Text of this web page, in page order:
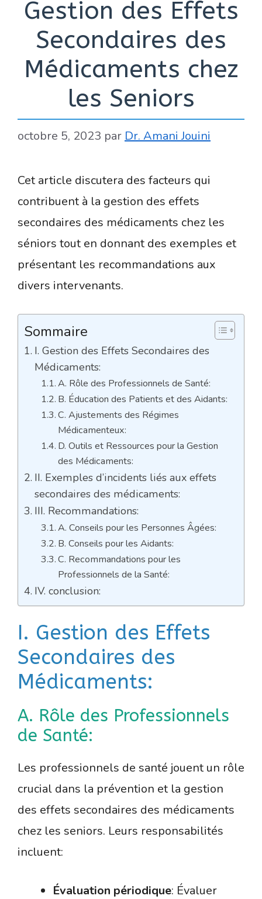
Gestion des Effets
Secondaires des
Médicaments chez
les Seniors
octobre 5, 2023 par Dr. Amani Jouini
Cet article discutera des facteurs qui
contribuent à la gestion des effets
secondaires des médicaments chez les
séniors tout en donnant des exemples et
présentant les recommandations aux
divers intervenants.
Sommaire
I. Gestion des Effets Secondaires des
Médicaments:
A. Rôle des Professionnels de Santé:
B. Éducation des Patients et des Aidants:
C. Ajustements des Régimes
Médicamenteux:
D. Outils et Ressources pour la Gestion
des Médicaments:
II. Exemples d’incidents liés aux effets
secondaires des médicaments:
III. Recommandations:
A. Conseils pour les Personnes Âgées:
B. Conseils pour les Aidants:
C. Recommandations pour les
Professionnels de la Santé:
IV. conclusion:
I. Gestion des Effets
Secondaires des
Médicaments:
A. Rôle des Professionnels
de Santé:
Les professionnels de santé jouent un rôle
crucial dans la prévention et la gestion
des effets secondaires des médicaments
chez les seniors. Leurs responsabilités
incluent:
Évaluation périodique: Évaluer